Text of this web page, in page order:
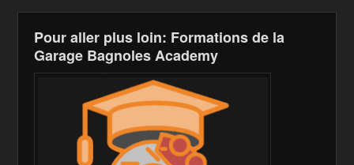
Pour aller plus loin: Formations de la
Garage Bagnoles Academy